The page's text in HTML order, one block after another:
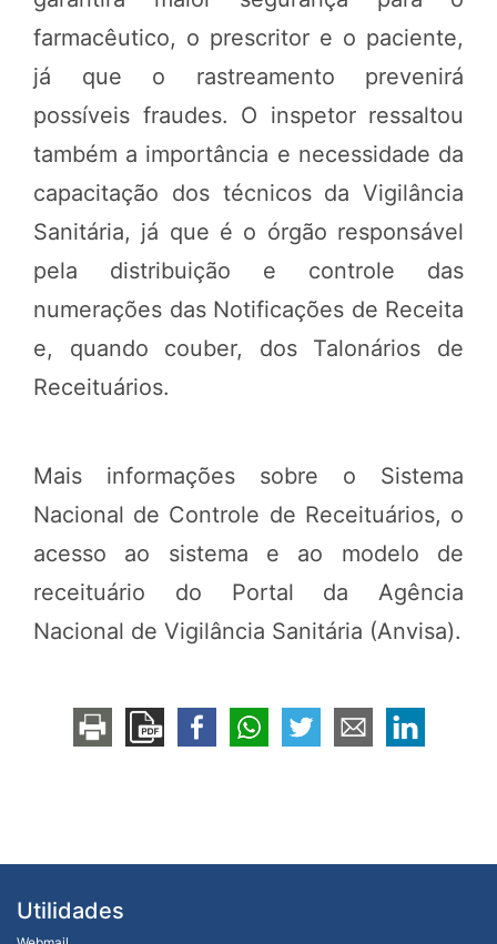
farmacêutico, o prescritor e o paciente,
já que o rastreamento prevenirá
possíveis fraudes. O inspetor ressaltou
também a importância e necessidade da
capacitação dos técnicos da Vigilância
Sanitária, já que é o órgão responsável
pela distribuição e controle das
numerações das Notificações de Receita
e, quando couber, dos Talonários de
Receituários.
Mais informações sobre o Sistema
Nacional de Controle de Receituários, o
acesso ao sistema e ao modelo de
receituário do Portal da Agência
Nacional de Vigilância Sanitária (Anvisa).
Utilidades